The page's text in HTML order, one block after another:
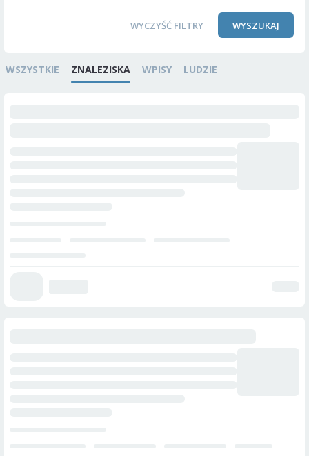
WYCZYŚĆ FILTRY WYSZUKAJ
WSZYSTKIE ZNALEZISKA WPISY LUDZIE